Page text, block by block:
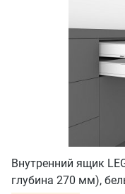
Внутренний ящик
глубина 270 мм),